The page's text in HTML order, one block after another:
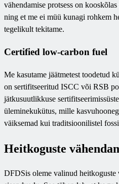
vähendamise protsess on
ning et me ei müü kunagi rohkem
tegelikult tekitame.
Certified low-carbon fuel
Me kasutame jäätmetest toodetud
on sertifitseeritud ISCC või RSB
jätkusuutlikkuse
üleminekukütus, mille
väiksemad kui traditsioonilistel
Heitkoguste
DFDSis oleme valinud heitkoguste